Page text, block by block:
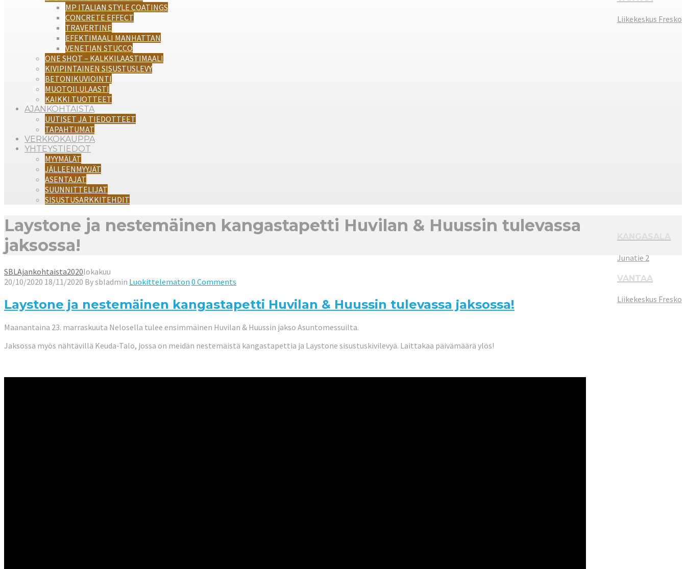
Liikekeskus Fresko
MP ITALIAN STYLE COATINGS
CONCRETE EFFECT
TRAVERTINE
EFEKTIMAALI MANHATTAN
VENETIAN STUCCO
ONE SHOT – KALKKILAASTIMAALI
KIVIPINTAINEN SISUSTUSLEVY
BETONIKUVIOINTI
MUOTOILULAASTI
KAIKKI TUOTTEET
AJANKOHTAISTA
UUTISET JA TIEDOTTEET
TAPAHTUMAT
VERKKOKAUPPA
YHTEYSTIEDOT
MYYMÄLÄT
JÄLLEENMYYJÄT
ASENTAJAT
SUUNNITTELIJAT
SISUSTUSARKKITEHDIT
Junatie 2
VANTAA
Liikekeskus Fresko
Laystone ja nestemäinen kangastapetti Huvilan & Huussin tulevassa
jaksossa!
SBL Ajankohtaista2020lokakuu
20/10/2020 18/11/2020 Bysbladmin Luokittelematon 0 Comments
Laystone ja nestemäinen kangastapetti Huvilan & Huussin tulevassa jaksossa!
Maanantaina 23. marraskuuta Nelosella tulee ensimmäinen Huvilan & Huussin jakso Asuntomessuilta.
Jaksossa myös nähtävillä Keuda-Talo, jossa on meidän nestemäistä kangastapettia ja Laystone sisustuskivilevyä. Laittakaa päivämäärä ylös!